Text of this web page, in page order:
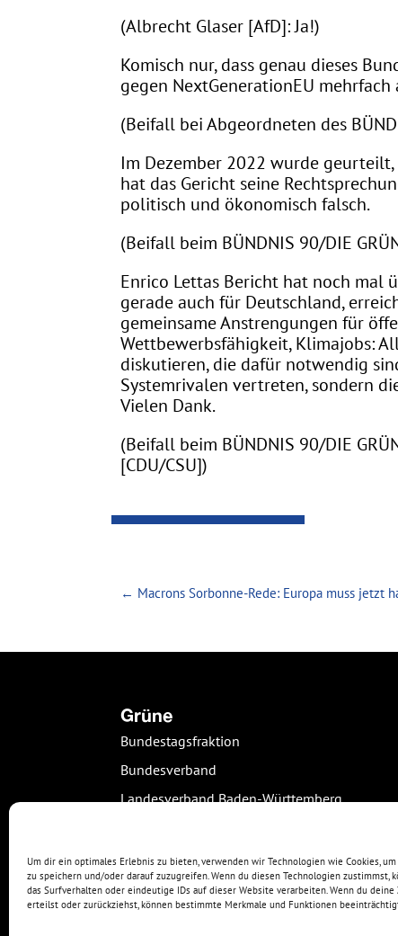
Um dir ein optimales Erlebnis zu bieten, verwenden wir Technologien wie Cookies,
zu speichern und/oder darauf zuzugreifen. Wenn du diesen Technologien zustimmst,
das Surfverhalten oder eindeutige IDs auf dieser Website verarbeiten. Wenn du
erteilst oder zurückziehst, können bestimmte Merkmale und Funktionen
(Albrecht Glaser [AfD]: Ja!)
Komisch nur, dass genau dieses
gegen NextGenerationEU
(Beifall bei Abgeordneten des
Im Dezember 2022 wurde
hat das Gericht seine
politisch und ökonomisch falsch.
(Beifall beim BÜNDNIS 90/DIE
Enrico Lettas Bericht hat noch
gerade auch für Deutschland,
gemeinsame Anstrengungen für
Wettbewerbsfähigkeit, Klimajobs:
diskutieren, die dafür notwendig
Systemrivalen vertreten, sondern
Vielen Dank.
(Beifall beim BÜNDNIS 90/DIE
[CDU/CSU])
← Macrons Sorbonne-Rede: Europa muss jetzt
Grüne
Bundestagsfraktion
Bundesverband
Landesverband Baden-Württemberg
Grüne Jugend Freiburg
Kreisverband Breisgau-Hochschwarzwald
Grüne Jugend Breisgau-Hochschwarzwald